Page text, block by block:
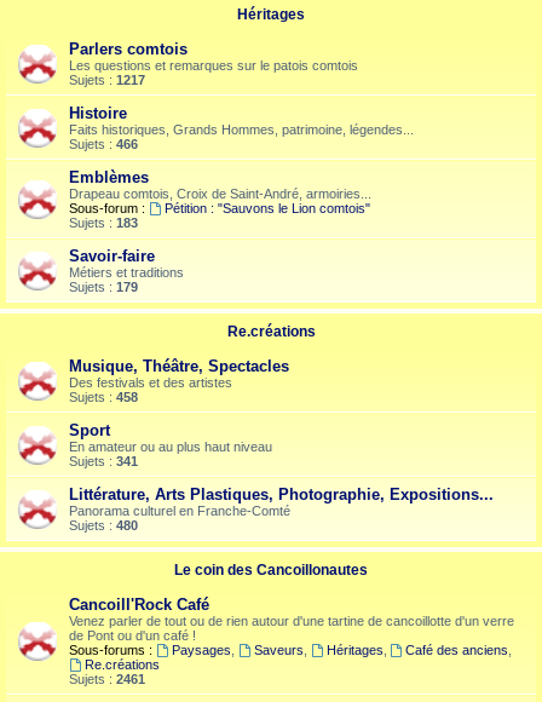
Héritages
Parlers comtois
Les questions et remarques sur le patois comtois
Sujets : 1217
Histoire
Faits historiques, Grands Hommes, patrimoine, légendes...
Sujets : 466
Emblèmes
Drapeau comtois, Croix de Saint-André, armoiries...
Sous-forum :
Pétition : "Sauvons le Lion comtois"
Sujets : 183
Savoir-faire
Métiers et traditions
Sujets : 179
Re.créations
Musique, Théâtre, Spectacles
Des festivals et des artistes
Sujets : 458
Sport
En amateur ou au plus haut niveau
Sujets : 341
Littérature, Arts Plastiques, Photographie, Expositions...
Panorama culturel en Franche-Comté
Sujets : 480
Le coin des Cancoillonautes
Cancoill'Rock Café
Venez parler de tout ou de rien autour d'une tartine de cancoillotte d'un verre
de Pont ou d'un café !
Sous-forums :
Paysages Saveurs Héritages Café des anciens
Re.créations
Sujets : 2461